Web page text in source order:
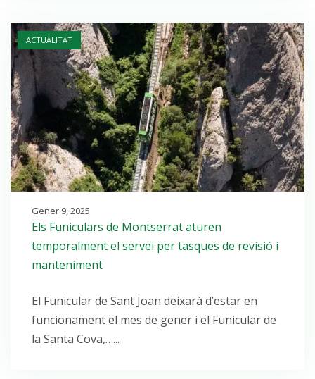
ACTUALITAT
Open post
Gener 9, 2025
Els Funiculars de Montserrat aturen
temporalment el servei per tasques de revisió i
manteniment
El Funicular de Sant Joan deixarà d’estar en
funcionament el mes de gener i el Funicular de
la Santa Cova,…...